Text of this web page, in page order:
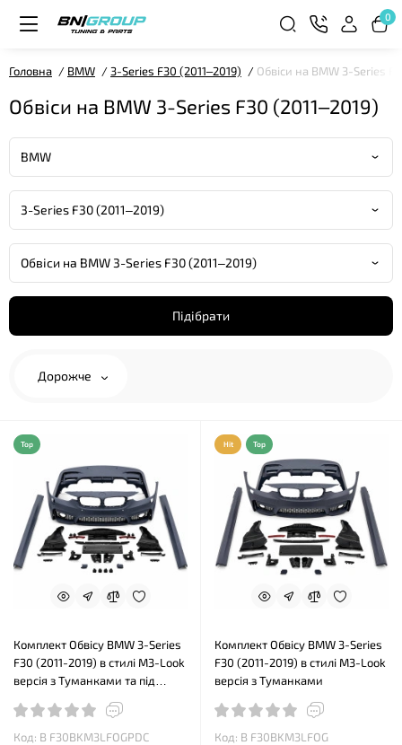
0
Головна BMW 3-Series F30 (2011–2019) Обвіси на BMW 3-Series
Обвіси на BMW 3-Series F30 (2011–2019)
Підібрати
Дорожче
Top
Комплект Обвісу BMW 3-Series
F30 (2011-2019) в стилі М3-Look
версія з Туманками та під
Код: B F30BKM3LFOGPDC
Hit Top
Комплект Обвісу BMW 3-Series
F30 (2011-2019) в стилі М3-Look
версія з Туманками
Код: B F30BKM3LFOG